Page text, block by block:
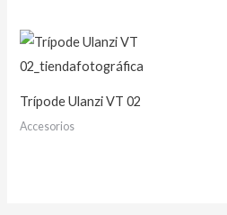
Trípode Ulanzi VT 02
Accesorios